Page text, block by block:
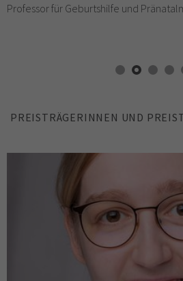
Professorin für Neonatologie
PREISTRÄGERINNEN UND